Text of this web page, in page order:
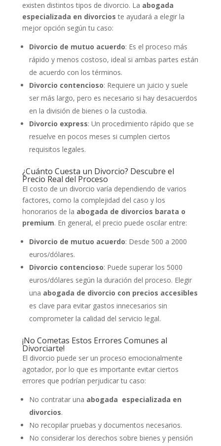
existen distintos tipos de divorcio. La abogada
especializada en divorcios te ayudará a elegir la
mejor opción según tu caso:
Divorcio de mutuo acuerdo: Es el proceso más
rápido y menos costoso, ideal si ambas partes están
de acuerdo con los términos.
Divorcio contencioso: Requiere un juicio y suele
ser más largo, pero es necesario si hay desacuerdos
en la división de bienes o la custodia.
Divorcio express: Un procedimiento rápido que se
resuelve en pocos meses si cumplen ciertos
requisitos legales.
¿Cuánto Cuesta un Divorcio? Descubre el
Precio Real del Proceso
El costo de un divorcio varía dependiendo de varios
factores, como la complejidad del caso y los
honorarios de la abogada de divorcios barata o
premium. En general, el precio puede oscilar entre:
Divorcio de mutuo acuerdo: Desde 500 a 2000
euros/dólares.
Divorcio contencioso: Puede superar los 5000
euros/dólares según la duración del proceso. Elegir
una abogada de divorcio con precios accesibles
es clave para evitar gastos innecesarios sin
comprometer la calidad del servicio legal.
¡No Cometas Estos Errores Comunes al
Divorciarte!
El divorcio puede ser un proceso emocionalmente
agotador, por lo que es importante evitar ciertos
errores que podrían perjudicar tu caso:
No contratar una abogada especializada en
divorcios.
No recopilar pruebas y documentos necesarios.
No considerar los derechos sobre bienes y pensión